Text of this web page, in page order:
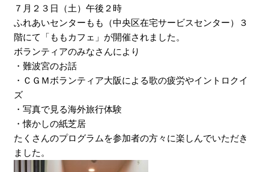
７月２３日（土）午後２時
ふれあいセンターもも（中央区在宅サービスセンター）３
階にて「ももカフェ」が開催されました。
ボランティアのみなさんにより
・難波宮のお話
・ＣＧＭボランティア大阪による歌の疲労やイントロクイ
ズ
・写真で見る海外旅行体験
・懐かしの紙芝居
たくさんのプログラムを参加者の方々に楽しんでいただき
ました。